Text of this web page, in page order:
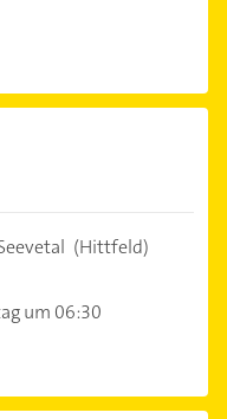
(Hittfeld)
um 06:30